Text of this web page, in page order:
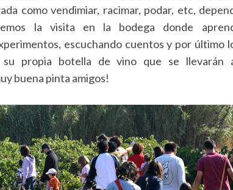
como vendimiar, racimar, podar, etc,
la visita en la bodega donde
escuchando cuentos y por último
su propia botella de vino que se llevarán
buena pinta amigos!